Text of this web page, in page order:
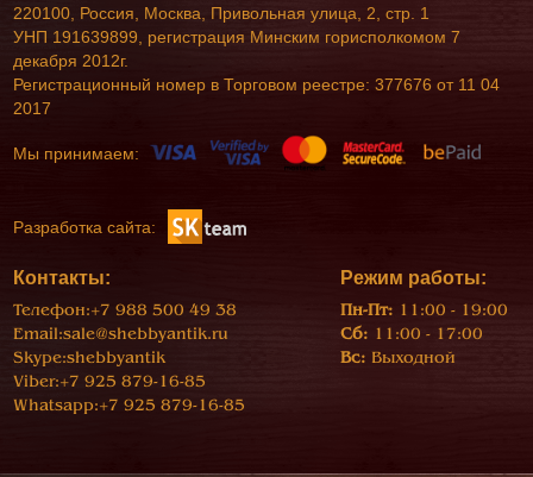
220100, Россия, Москва, Привольная улица, 2, стр. 1
УНП 191639899, регистрация Минским горисполкомом 7
декабря 2012г.
Регистрационный номер в Торговом реестре: 377676 от 11 04
2017
Мы принимаем:
Разработка сайта:
Контакты:
Телефон:+7 988 500 49 38
Email:sale@shebbyantik.ru
Skype:shebbyantik
Viber:+7 925 879-16-85
Whatsapp:+7 925 879-16-85
Режим работы:
Пн-Пт: 11:00 - 19:00
Сб: 11:00 - 17:00
Вс: Выходной